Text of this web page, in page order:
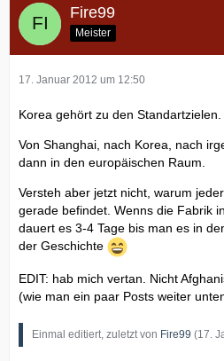
Fire99
Meister
17. Januar 2012 um 12:50
Korea gehört zu den Standartzielen.
Von Shanghai, nach Korea, nach
dann in den europäischen Raum.
Versteh aber jetzt nicht, warum
gerade befindet. Wenns die Fabrik
dauert es 3-4 Tage bis man es in
der Geschichte
EDIT: hab mich vertan. Nicht
(wie man ein paar Posts weiter
Einmal editiert, zuletzt von Fire99 (17.